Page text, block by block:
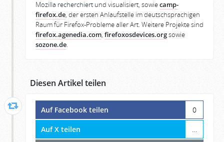
Mozilla recherchiert und visualisiert, sowiecamp-
firefox.de, der ersten Anlaufstelle im deutschsprachigen
Raum für Firefox-Probleme aller Art. Weitere Projekte sind
firefox.agenedia.com, firefoxosdevices.orgsowie
sozone.de.
Diesen Artikel teilen
Auf Facebook teilen 0
Auf X teilen …